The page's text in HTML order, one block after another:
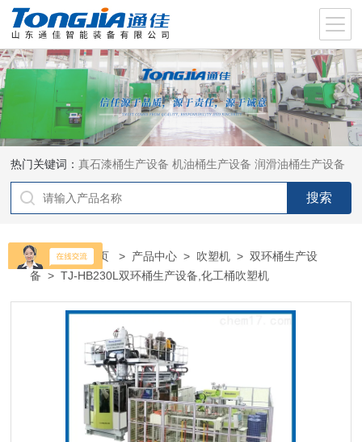
热门关键词：真石漆桶生产设备 机油桶生产设备 润滑油桶生产设备
当前位置：首页 > 产品中心 > 吹塑机 >双环桶生产设
备 > TJ-HB230L双环桶生产设备,化工桶吹塑机